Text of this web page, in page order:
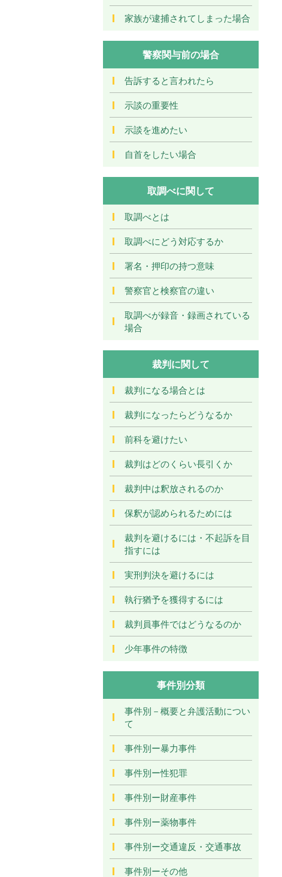
家族が逮捕されてしまった場合
警察関与前の場合
告訴すると言われたら
示談の重要性
示談を進めたい
自首をしたい場合
取調べに関して
取調べとは
取調べにどう対応するか
署名・押印の持つ意味
警察官と検察官の違い
取調べが録音・録画されている
場合
裁判に関して
裁判になる場合とは
裁判になったらどうなるか
前科を避けたい
裁判はどのくらい長引くか
裁判中は釈放されるのか
保釈が認められるためには
裁判を避けるには・不起訴を目
指すには
実刑判決を避けるには
執行猶予を獲得するには
裁判員事件ではどうなるのか
少年事件の特徴
事件別分類
事件別－概要と弁護活動につい
て
事件別ー暴力事件
事件別ー性犯罪
事件別ー財産事件
事件別ー薬物事件
事件別ー交通違反・交通事故
事件別ーその他